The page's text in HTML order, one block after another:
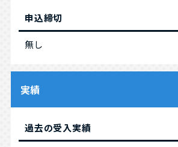
申込締切
無し
実績
過去の受入実績